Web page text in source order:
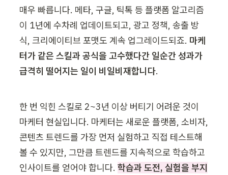
매우 빠릅니다. 메타, 구글, 틱톡 등 플랫폼 알고리즘
이 1년에 수차례 업데이트되고, 광고 정책, 송출 방
식, 크리에이티브 포맷도 계속 업그레이드되죠. 마케
터가 같은 스킬과 공식을 고수했다간 일순간 성과가
급격히 떨어지는 일이 비일비재합니다.
한 번 익힌 스킬로 2~3년 이상 버티기 어려운 것이
마케터 현실입니다. 마케터는 새로운 플랫폼, 소비자,
콘텐츠 트렌드를 가장 먼저 실험하고 직접 테스트해
볼 수 있지만, 그만큼 트렌드를 지속적으로 학습하고
인사이트를 얻어야 합니다. 학습과 도전, 실험을 부지